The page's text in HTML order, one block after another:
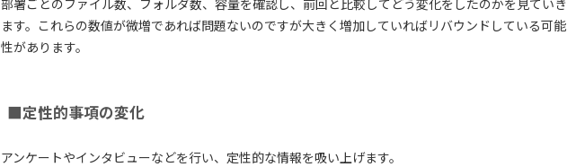
部署ごとのファイル数、フォルダ数、容量を確認し、前回と比較してどう変化をしたのかを見ていき
ます。これらの数値が微増であれば問題ないのですが大きく増加していればリバウンドしている可能
性があります。
■定性的事項の変化
アンケートやインタビューなどを行い、定性的な情報を吸い上げます。